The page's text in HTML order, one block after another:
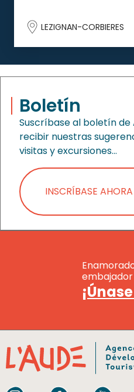
LEZIGNAN-CORBIERES
Boletín
Suscríbase al boletín de
recibir nuestras
visitas y excursiones…
INSCRÍBASE AHORA
embajador